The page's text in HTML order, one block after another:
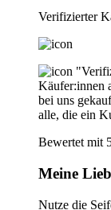
Verifizierter
Käufer:innen
bei uns
alle, die ein
Bewertet mit
Meine
Nutze die